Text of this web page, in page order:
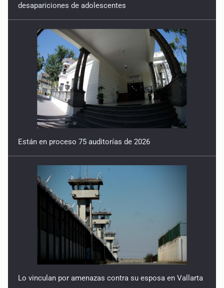
desapariciones de adolescentes
Están en proceso 75 auditorías de 2026
Lo vinculan por amenazas contra su esposa en Vallarta